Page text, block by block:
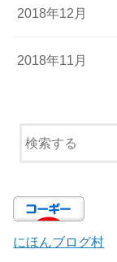
2018年12月
2018年11月
にほんブログ村